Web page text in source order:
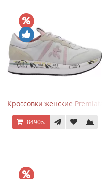
Кроссовки женские
8490р.